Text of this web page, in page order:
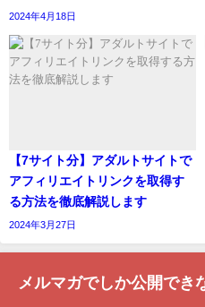
2024年4月18日
【7サイト分】アダルトサイトで
アフィリエイトリンクを取得す
る方法を徹底解説します
2024年3月27日
メルマガでしか公開でき